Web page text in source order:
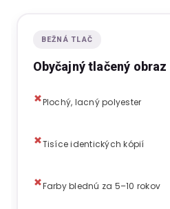
BEŽNÁ TLAČ
Obyčajný tlačený obraz
Plochý, lacný polyester
Tisíce identických kópií
Farby blednú za 5–10 rokov